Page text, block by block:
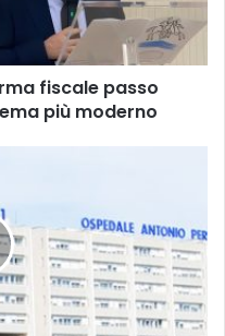
fiscale passo
più moderno